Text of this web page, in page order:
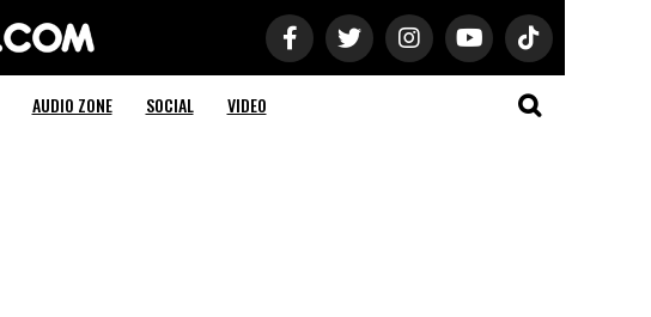
AUDIO ZONE SOCIAL VIDEO